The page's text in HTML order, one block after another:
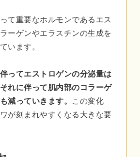
て重要なホルモンであるエス
ーゲンやエラスチンの生成を
います。
ってエストロゲンの分泌量は
れに伴って肌内部のコラーゲ
減っていきます。
この変化
が刻まれやすくなる大きな要